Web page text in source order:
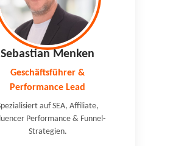
Sebastian Menken
Geschäftsführer &
Performance Lead
auf SEA, Affiliate,
Performance & Funnel-
Strategien.